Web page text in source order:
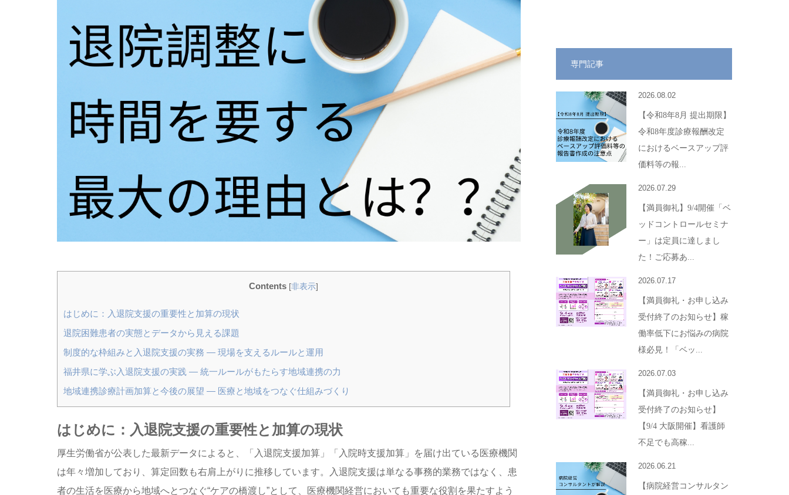
Contents [非表示]
はじめに：入退院支援の重要性と加算の現状
退院困難患者の実態とデータから見える課題
制度的な枠組みと入退院支援の実務 ― 現場を支えるルールと運用
福井県に学ぶ入退院支援の実践 ― 統一ルールがもたらす地域連携の力
地域連携診療計画加算と今後の展望 ― 医療と地域をつなぐ仕組みづくり
はじめに：入退院支援の重要性と加算の現状
厚生労働省が公表した最新データによると、「入退院支援加算」「入院時支援加算」を届け出ている医療機関
は年々増加しており、算定回数も右肩上がりに推移しています。入退院支援は単なる事務的業務ではなく、患
者の生活を医療から地域へとつなぐ“ケアの橋渡し”として、医療機関経営においても重要な役割を果たすよう
専門記事
2026.08.02
【令和8年8月 提出期限】
令和8年度診療報酬改定
におけるベースアップ評
価料等の報...
2026.07.29
【満員御礼】9/4開催「ベ
ッドコントロールセミナ
ー」は定員に達しまし
た！ご応募あ...
2026.07.17
【満員御礼・お申し込み
受付終了のお知らせ】稼
働率低下にお悩みの病院
様必見！「ベッ...
2026.07.03
【満員御礼・お申し込み
受付終了のお知らせ】
【9/4 大阪開催】看護師
不足でも高稼...
2026.06.21
【病院経営コンサルタン